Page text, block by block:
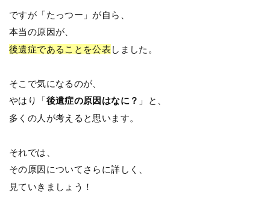
ですが「たっつー」が自ら、
本当の原因が、
後遺症であることを公表しました。
そこで気になるのが、
やはり「後遺症の原因はなに？ 」と、
多くの人が考えると思います。
それでは、
その原因についてさらに詳しく、
見ていきましょう！